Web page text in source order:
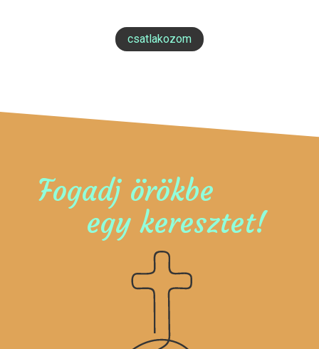
csatlakozom
Fogadj örökbe
egy keresztet!